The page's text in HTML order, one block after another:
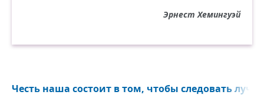
Эрнест Хемингуэй
Честь наша состоит в том, чтобы следовать